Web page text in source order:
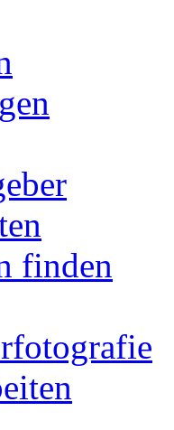
finden